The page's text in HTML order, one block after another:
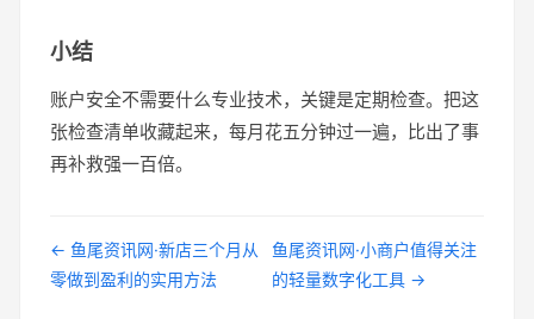
小结
账户安全不需要什么专业技术，关键是定期检查。把这
张检查清单收藏起来，每月花五分钟过一遍，比出了事
再补救强一百倍。
← 鱼尾资讯网·新店三个月从
零做到盈利的实用方法
鱼尾资讯网·小商户值得关注
的轻量数字化工具 →